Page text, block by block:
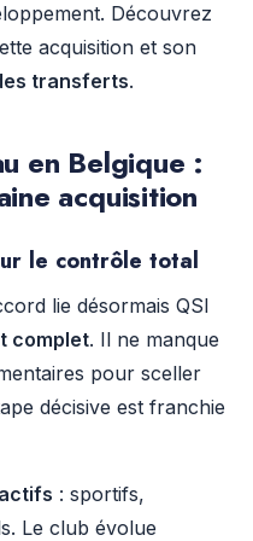
Découvrez
acquisition et son
transferts.
en Belgique :
acquisition
le contrôle total
lie désormais QSI
complet. Il ne manque
pour sceller
décisive est franchie
: sportifs,
Le club évolue